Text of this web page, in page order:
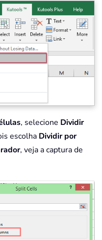
, selecione Dividir
escolha Dividir por
, veja a captura de